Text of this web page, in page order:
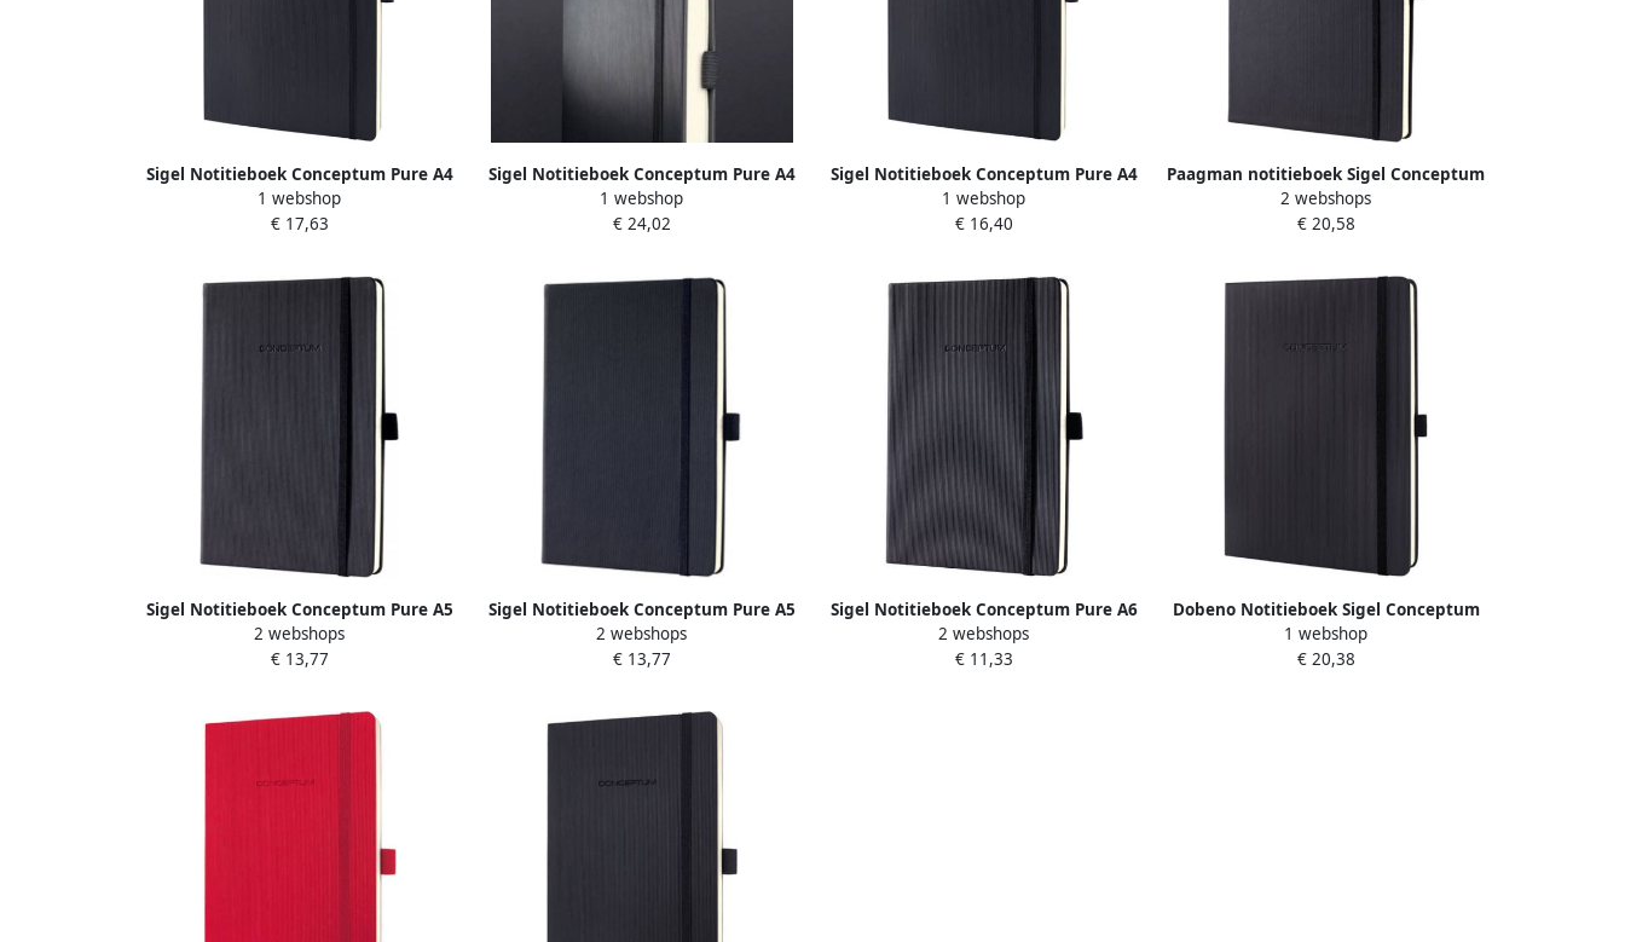
Sigel Notitieboek Conceptum Pure A4
zwart 5mm ruit softcover.
Genummerde pagina's inhoudsopgave
1 webshop
€ 17,63
Sigel Notitieboek Conceptum Pure A4
zwart hardcover.genummerde
pagina's inhoudsopgave sluiting
1 webshop
€ 24,02
Sigel Notitieboek Conceptum Pure A4
zwart gelinieerd softcover.
Genummerde pagina's inhoudsopgave
1 webshop
€ 16,40
Paagman notitieboek Sigel Conceptum
Pure hardcover A4+ zwart gelinieerd
2 webshops
€ 20,58
Sigel Notitieboek Conceptum Pure A5
zwart blanco hardcover. Genummerde
pagina's inhoudsopgave sluiting
2 webshops
€ 13,77
Sigel Notitieboek Conceptum Pure A5
zwart gelinieerd hardcover.
Genummerde pagina's inhoudsopgave
2 webshops
€ 13,77
Sigel Notitieboek Conceptum Pure A6
zwart gelinieerd hardcover.
Genummerde pagina's inhoudsopgave
2 webshops
€ 11,33
Dobeno Notitieboek Sigel Conceptum
Pure hardcover tablet formaat zwart
gelinieerd
1 webshop
€ 20,38